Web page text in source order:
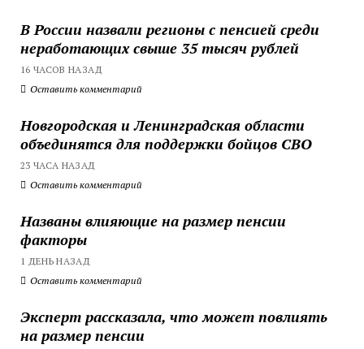
В России назвали регионы с пенсией среди
неработающих свыше 35 тысяч рублей
16 ЧАСОВ НАЗАД
Оставить комментарий
Новгородская и Ленинградская области
объединятся для поддержки бойцов СВО
23 ЧАСА НАЗАД
Оставить комментарий
Названы влияющие на размер пенсии
факторы
1 ДЕНЬ НАЗАД
Оставить комментарий
Эксперт рассказала, что может повлиять
на размер пенсии